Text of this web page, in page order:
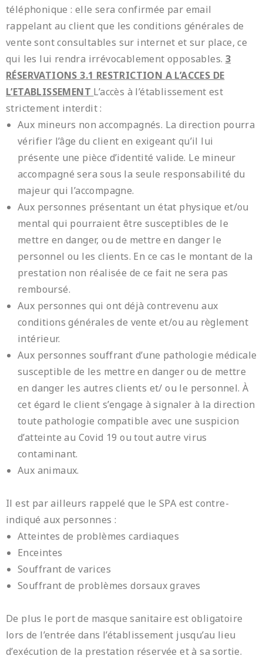
téléphonique : elle sera confirmée par email
rappelant au client que les conditions générales de
vente sont consultables sur internet et sur place, ce
qui les lui rendra irrévocablement opposables. 3
RÉSERVATIONS3.1 RESTRICTION A L’ACCES DE
L’ETABLISSEMENT L’accès à l’établissement est
strictement interdit :
Aux mineurs non accompagnés. La direction pourra
vérifier l’âge du client en exigeant qu’il lui
présente une pièce d’identité valide. Le mineur
accompagné sera sous la seule responsabilité du
majeur qui l’accompagne.
Aux personnes présentant un état physique et/ou
mental qui pourraient être susceptibles de le
mettre en danger, ou de mettre en danger le
personnel ou les clients. En ce cas le montant de la
prestation non réalisée de ce fait ne sera pas
remboursé.
Aux personnes qui ont déjà contrevenu aux
conditions générales de vente et/ou au règlement
intérieur.
Aux personnes souffrant d’une pathologie médicale
susceptible de les mettre en danger ou de mettre
en danger les autres clients et/ ou le personnel. À
cet égard le client s’engage à signaler à la direction
toute pathologie compatible avec une suspicion
d’atteinte au Covid 19 ou tout autre virus
contaminant.
Aux animaux.
Il est par ailleurs rappelé que le SPA est contre-
indiqué aux personnes :
Atteintes de problèmes cardiaques
Enceintes
Souffrant de varices
Souffrant de problèmes dorsaux graves
De plus le port de masque sanitaire est obligatoire
lors de l’entrée dans l’établissement jusqu’au lieu
d’exécution de la prestation réservée et à sa sortie.